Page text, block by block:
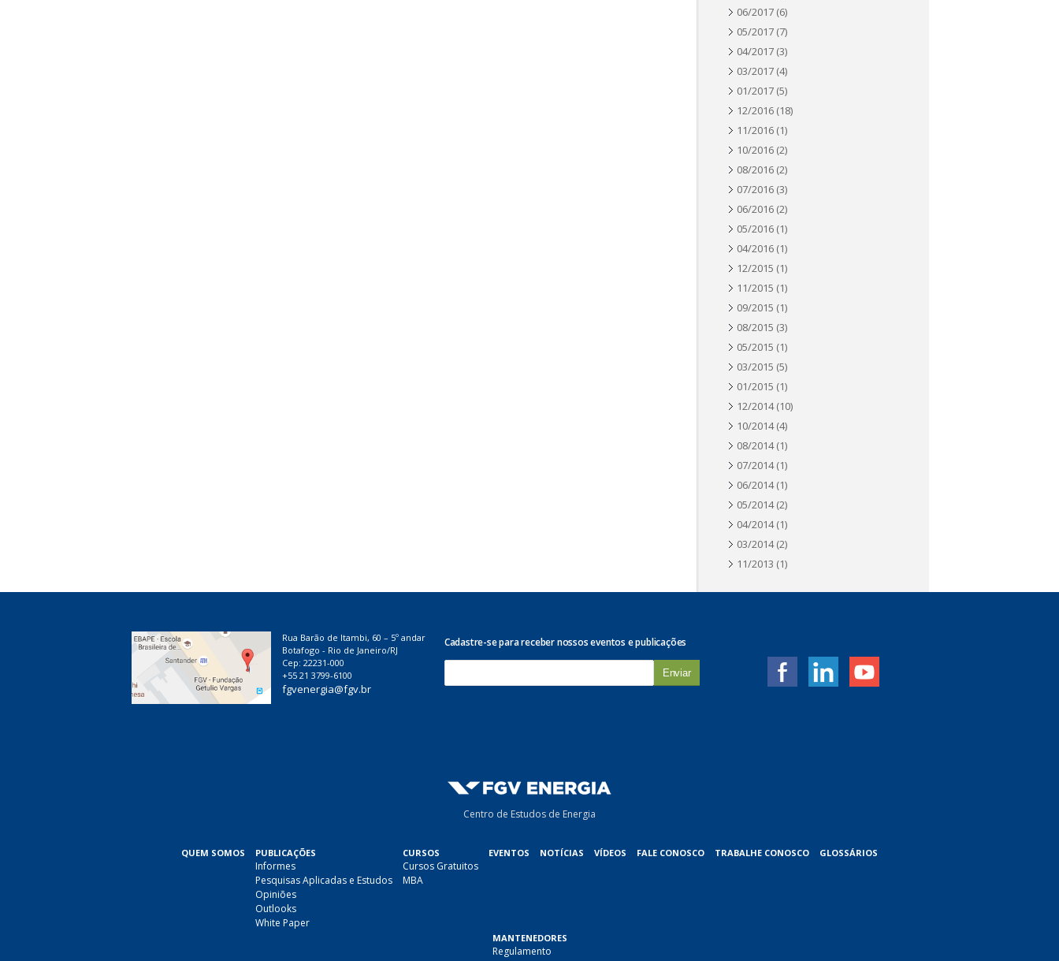
06/2017(6)
05/2017(7)
04/2017(3)
03/2017(4)
01/2017(5)
12/2016(18)
11/2016(1)
10/2016(2)
08/2016(2)
07/2016(3)
06/2016(2)
05/2016(1)
04/2016(1)
12/2015 (1)
11/2015 (1)
09/2015 (1)
08/2015 (3)
05/2015 (1)
03/2015 (5)
01/2015 (1)
12/2014(10)
10/2014(4)
08/2014(1)
07/2014(1)
06/2014(1)
05/2014(2)
04/2014(1)
03/2014(2)
11/2013 (1)
Rua Barão de Itambi, 60 – 5º andar
Botafogo - Rio de Janeiro/RJ
Cep: 22231-000
+55 21 3799-6100
fgvenergia@fgv.br
Cadastre-se para receber nossos eventos e publicações
-
Centro de Estudos de Energia
QUEM SOMOS PUBLICAÇÕES
Informes
Pesquisas Aplicadas e Estudos
Opiniões
Outlooks
White Paper
CURSOS
Cursos Gratuitos
MBA
EVENTOS NOTÍCIAS VÍDEOS FALE CONOSCO TRABALHE CONOSCO GLOSSÁRIOS
MANTENEDORES
Regulamento